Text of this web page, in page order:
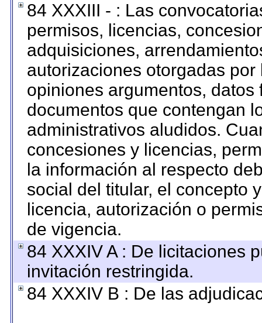
84 XXXIII - : Las
permisos, licencias,
adquisiciones,
autorizaciones otorgadas
opiniones argumentos,
documentos que contengan
administrativos aludidos.
concesiones y licencias,
la información al respecto
social del titular, el concepto
licencia, autorización o
de vigencia.
84 XXXIV A : De licitaciones
invitación restringida.
84 XXXIV B : De las